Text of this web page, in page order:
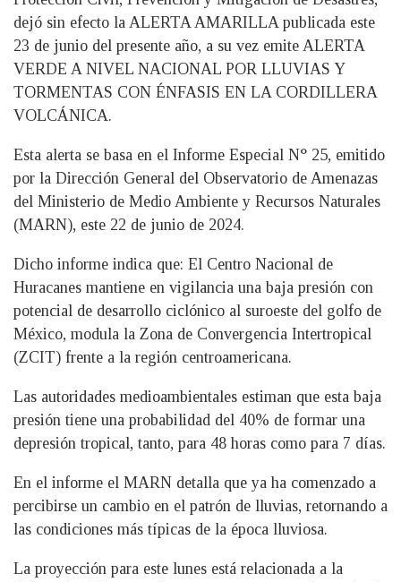
dejó sin efecto la ALERTA AMARILLA publicada este
23 de junio del presente año, a su vez emite ALERTA
VERDE A NIVEL NACIONAL POR LLUVIAS Y
TORMENTAS CON ÉNFASIS EN LA CORDILLERA
VOLCÁNICA.
Esta alerta se basa en el Informe Especial N° 25, emitido
por la Dirección General del Observatorio de Amenazas
del Ministerio de Medio Ambiente y Recursos Naturales
(MARN), este 22 de junio de 2024.
Dicho informe indica que: El Centro Nacional de
Huracanes mantiene en vigilancia una baja presión con
potencial de desarrollo ciclónico al suroeste del golfo de
México, modula la Zona de Convergencia Intertropical
(ZCIT) frente a la región centroamericana.
Las autoridades medioambientales estiman que esta baja
presión tiene una probabilidad del 40% de formar una
depresión tropical, tanto, para 48 horas como para 7 días.
En el informe el MARN detalla que ya ha comenzado a
percibirse un cambio en el patrón de lluvias, retornando a
las condiciones más típicas de la época lluviosa.
La proyección para este lunes está relacionada a la